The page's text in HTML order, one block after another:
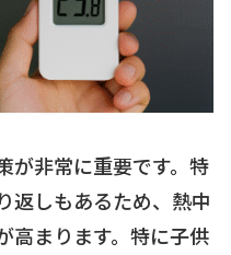
が非常に重要です。特
返しもあるため、熱中
高まります。特に子供